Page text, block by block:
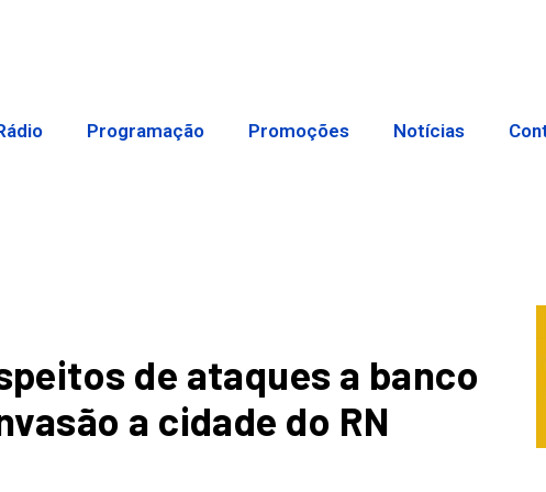
Programação Promoções Notícias
de ataques a banco
a cidade do RN